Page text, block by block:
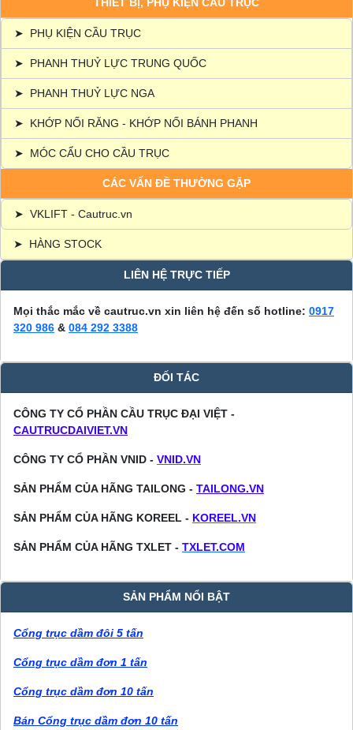
➤ PHỤ KIỆN CẦU TRỤC
➤ PHANH THUỶ LỰC TRUNG QUỐC
➤ PHANH THUỶ LỰC NGA
➤ KHỚP NỐI RĂNG - KHỚP NỐI BÁNH PHANH
➤ MÓC CẨU CHO CẦU TRỤC
CÁC VẤN ĐỀ THƯỜNG GẶP
➤ VKLIFT - Cautruc.vn
➤ HÀNG STOCK
LIÊN HỆ TRỰC TIẾP
Mọi thắc mắc về cautruc.vn xin liên hệ đến số hotline: 0917
320 986 & 084 292 3388
ĐỐI TÁC
CÔNG TY CỔ PHẦN CẦU TRỤC ĐẠI VIỆT -
CAUTRUCDAIVIET.VN
CÔNG TY CỔ PHẦN VNID - VNID.VN
SẢN PHẨM CỦA HÃNG TAILONG - TAILONG.VN
SẢN PHẨM CỦA HÃNG KOREEL - KOREEL.VN
SẢN PHẨM CỦA HÃNG TXLET - TXLET.COM
SẢN PHẨM NỔI BẬT
Cổng trục dầm đôi 5 tấn
Cổng trục dầm đơn 1 tấn
Cổng trục dầm đơn 10 tấn
Bán Cổng trục dầm đơn 10 tấn